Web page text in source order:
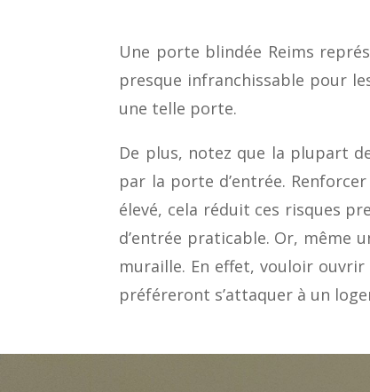
Une porte blindée Reims
presque infranchissable pour
une telle porte.
De plus, notez que la plupart
par la porte d’entrée.
élevé, cela réduit ces risques
d’entrée praticable. Or, même
muraille. En effet, vouloir
préféreront s’attaquer à un